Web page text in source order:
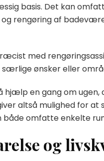
basis. Det kan
rengøring af
med
særlige ønsker eller
en gang om ugen,
altså mulighed for at
både omfatte enkelte
og